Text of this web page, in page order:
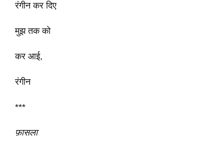
रंगीन कर दिए
मुझ तक को
कर आई,
रंगीन
***
फ़ासला